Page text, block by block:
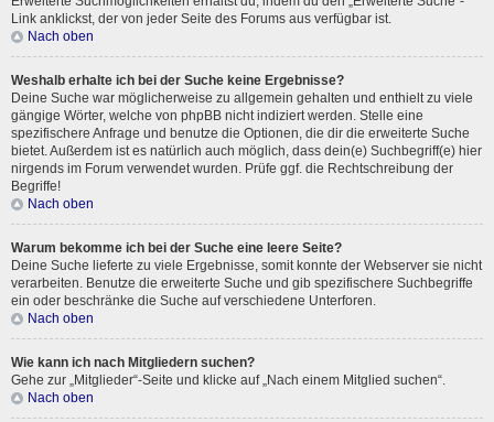
Link anklickst, der von jeder Seite des Forums aus verfügbar ist.
Nach oben
Weshalb erhalte ich bei der Suche keine Ergebnisse?
Deine Suche war möglicherweise zu allgemein gehalten und enthielt zu viele
gängige Wörter, welche von phpBB nicht indiziert werden. Stelle eine
spezifischere Anfrage und benutze die Optionen, die dir die erweiterte Suche
bietet. Außerdem ist es natürlich auch möglich, dass dein(e) Suchbegriff(e) hier
nirgends im Forum verwendet wurden. Prüfe ggf. die Rechtschreibung der
Begriffe!
Nach oben
Warum bekomme ich bei der Suche eine leere Seite?
Deine Suche lieferte zu viele Ergebnisse, somit konnte der Webserver sie nicht
verarbeiten. Benutze die erweiterte Suche und gib spezifischere Suchbegriffe
ein oder beschränke die Suche auf verschiedene Unterforen.
Nach oben
Wie kann ich nach Mitgliedern suchen?
Gehe zur „Mitglieder“-Seite und klicke auf „Nach einem Mitglied suchen“.
Nach oben